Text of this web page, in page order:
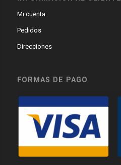
Mi cuenta
Pedidos
Direcciones
FORMAS DE PAGO